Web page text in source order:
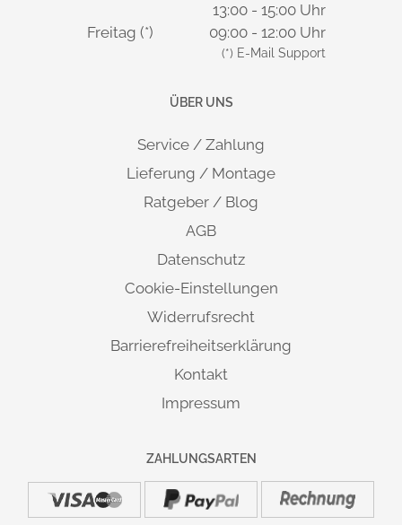
13:00 - 15:00 Uhr
Freitag (*)
09:00 - 12:00 Uhr
(*) E-Mail Support
ÜBER UNS
Service / Zahlung
Lieferung / Montage
Ratgeber / Blog
AGB
Datenschutz
Cookie-Einstellungen
Widerrufsrecht
Barrierefreiheitserklärung
Kontakt
Impressum
ZAHLUNGSARTEN